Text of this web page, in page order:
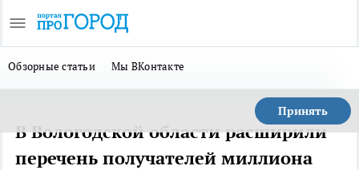
Обзорные статьи Мы ВКонтакте
Принять
В Вологодской области расширили
перечень получателей миллиона